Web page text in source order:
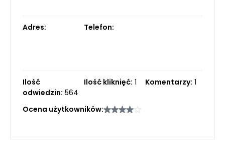
Adres: Telefon:
Ilość
odwiedzin: 564
Ilość kliknięć: 1 Komentarzy: 1
Ocena użytkowników: